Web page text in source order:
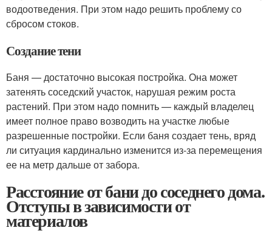
водоотведения. При этом надо решить проблему со
сбросом стоков.
Создание тени
Баня — достаточно высокая постройка. Она может
затенять соседский участок, нарушая режим роста
растений. При этом надо помнить — каждый владелец
имеет полное право возводить на участке любые
разрешенные постройки. Если баня создает тень, вряд
ли ситуация кардинально изменится из-за перемещения
ее на метр дальше от забора.
Расстояние от бани до соседнего дома.
Отступы в зависимости от
материалов